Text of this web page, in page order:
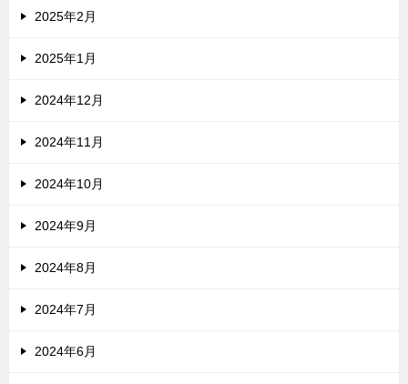
2025年2月
2025年1月
2024年12月
2024年11月
2024年10月
2024年9月
2024年8月
2024年7月
2024年6月